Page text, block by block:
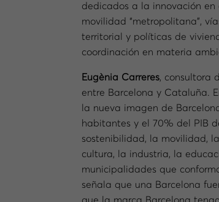
dedicados a la innovación
movilidad “metropolitana”,
territorial y políticas de
coordinación en materia
Eugènia Carreres, consultora
entre Barcelona y Cataluña.
la nueva imagen de
habitantes y el 70% del PIB
sostenibilidad, la movilidad,
cultura, la industria, la
municipalidades que
señala que una Barcelona
que la marca Barcelona